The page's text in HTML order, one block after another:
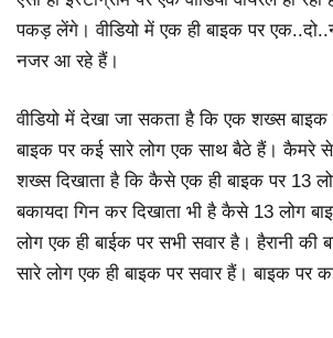
पकड़ लेंगे। वीडियो में एक ही बाइक पर
नजर आ रहे हैं।
वीडियो में देखा जा सकता है कि एक शख्स
बाइक पर कई सारे लोग एक साथ बैठे हैं। कैमरे से
शख्स दिखाता है कि कैसे एक ही बाइक पर 13
बकायदा गिन कर दिखाता भी है कैसे 13 लोग
लोग एक ही बाईक पर सभी सवार है। हैरानी
सारे लोग एक ही बाइक पर सवार हैं। बाइक पर